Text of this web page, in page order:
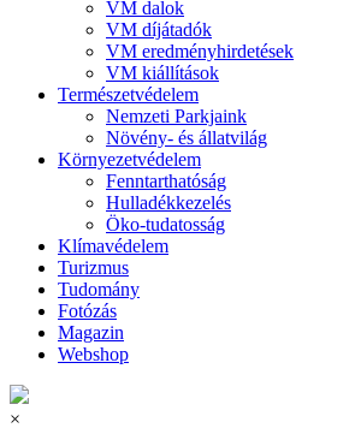
VM dalok
VM díjátadók
VM eredményhirdetések
VM kiállítások
Természetvédelem
Nemzeti Parkjaink
Növény- és állatvilág
Környezetvédelem
Fenntarthatóság
Hulladékkezelés
Öko-tudatosság
Klímavédelem
Turizmus
Tudomány
Fotózás
Magazin
Webshop
×